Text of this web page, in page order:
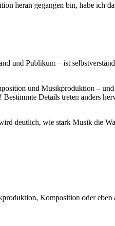
heran gegangen bin, habe ich
und Publikum – ist
und Musikproduktion –
Details treten anders
deutlich, wie stark Musik die
Komposition oder eben